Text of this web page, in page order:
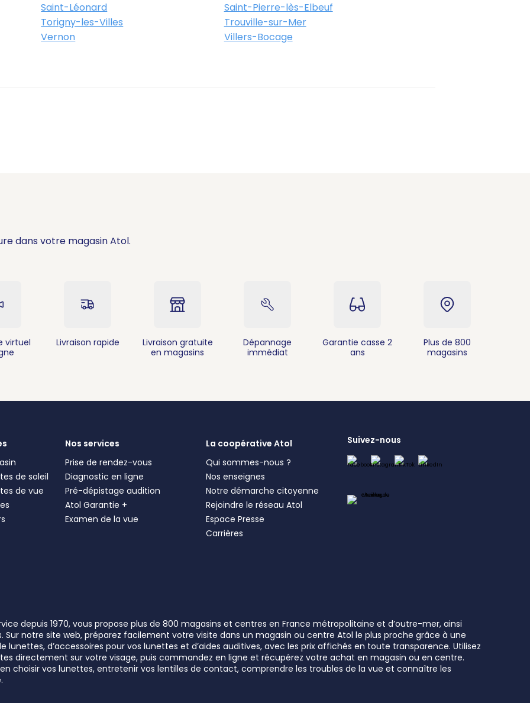
Saint-Léonard
Saint-Pierre-lès-Elbeuf
Torigny-les-Villes
Trouville-sur-Mer
Vernon
Villers-Bocage
dans votre magasin Atol.
virtuel
Livraison rapide
Livraison gratuite
en magasins
Dépannage
immédiat
Garantie casse 2
ans
Plus de 800
magasins
de soleil
de vue
Nos services
Prise de rendez-vous
Diagnostic en ligne
Pré-dépistage audition
Atol Garantie +
Examen de la vue
La coopérative Atol
Qui sommes-nous ?
Nos enseignes
Notre démarche citoyenne
Rejoindre le réseau Atol
Espace Presse
Carrières
Suivez-nous
depuis 1970, vous propose plus de 800 magasins et centres en France métropolitaine et d’outre-mer, ainsi
notre site web, préparez facilement votre visite dans un magasin ou centre Atol le plus proche grâce à une
d’accessoires pour vos lunettes et d’aides auditives, avec les prix affichés en toute transparence. Utilisez
directement sur votre visage, puis commandez en ligne et récupérez votre achat en magasin ou en centre.
choisir vos lunettes, entretenir vos lentilles de contact, comprendre les troubles de la vue et connaître les